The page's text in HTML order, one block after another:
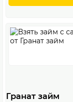
Гранат займ